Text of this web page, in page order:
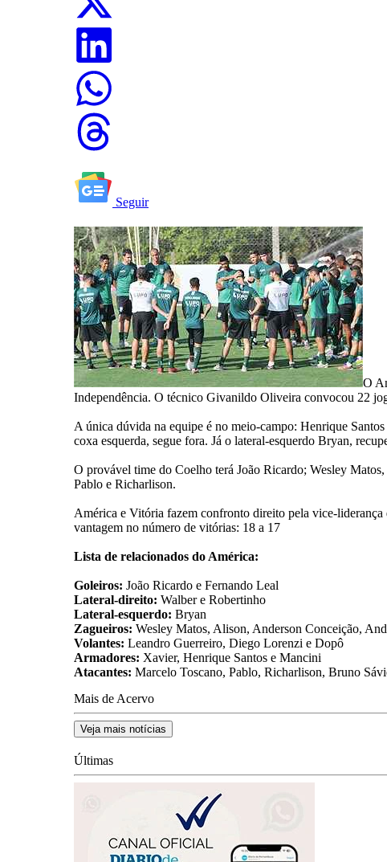
Seguir
O
Independência. O técnico Givanildo Oliveira convocou 22
A única dúvida na equipe é no meio-campo: Henrique
coxa esquerda, segue fora. Já o lateral-esquerdo Bryan,
O provável time do Coelho terá João Ricardo; Wesley
Pablo e Richarlison.
América e Vitória fazem confronto direito pela vice-liderança
vantagem no número de vitórias: 18 a 17
Lista de relacionados do América:
Goleiros: João Ricardo e Fernando Leal
Lateral-direito: Walber e Robertinho
Lateral-esquerdo: Bryan
Zagueiros: Wesley Matos, Alison, Anderson Conceição,
Volantes: Leandro Guerreiro, Diego Lorenzi e Dopô
Armadores: Xavier, Henrique Santos e Mancini
Atacantes: Marcelo Toscano, Pablo, Richarlison, Bruno
Mais de Acervo
Veja mais notícias
Últimas